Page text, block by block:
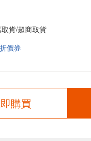
貨/超商取貨
價券
購買